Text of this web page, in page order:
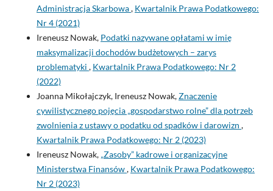
Administracja Skarbowa, Kwartalnik Prawa Podatkowego:
Nr 4 (2021)
Ireneusz Nowak, Podatki nazywane opłatami w imię
maksymalizacji dochodów budżetowych – zarys
problematyki , Kwartalnik Prawa Podatkowego: Nr 2
(2022)
Joanna Mikołajczyk, Ireneusz Nowak,Znaczenie
cywilistycznego pojęcia „gospodarstwo rolne” dla potrzeb
zwolnienia z ustawy o podatku od spadków i darowizn ,
Kwartalnik Prawa Podatkowego: Nr 2 (2023)
Ireneusz Nowak, „Zasoby” kadrowe i organizacyjne
Ministerstwa Finansów, Kwartalnik Prawa Podatkowego:
Nr 2 (2023)